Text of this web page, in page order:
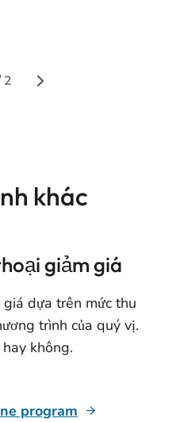
2
khác
giảm giá
giá dựa trên mức thu
trình của quý vị.
không.
program